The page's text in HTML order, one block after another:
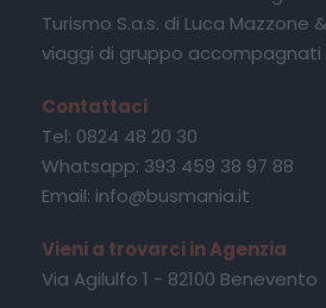
Turismo S.a.s. di Luca Mazzone
viaggi di gruppo accompagnati
Contattaci
Tel: 0824 48 20 30
Whatsapp: 393 459 38 97 88
Email: info@busmania.it
Vieni a trovarci in Agenzia
Via Agilulfo 1 - 82100 Benevento